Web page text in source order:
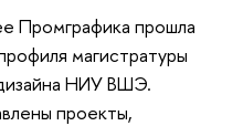
Промграфика прошла
магистратуры
НИУ ВШЭ.
проекты,